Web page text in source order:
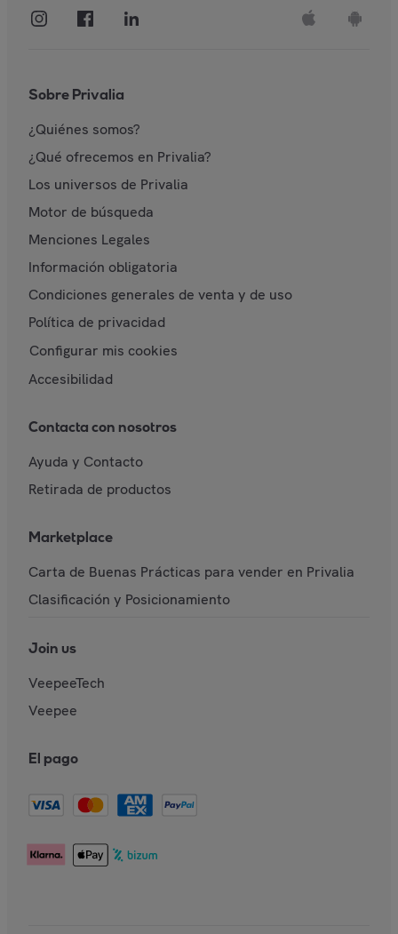
Sobre Privalia
¿Quiénes somos?
¿Qué ofrecemos en Privalia?
Los universos de Privalia
Motor de búsqueda
Menciones Legales
Información obligatoria
Condiciones generales de venta y de uso
Política de privacidad
Configurar mis cookies
Accesibilidad
Contacta con nosotros
Ayuda y Contacto
Retirada de productos
Marketplace
Carta de Buenas Prácticas para vender en Privalia
Clasificación y Posicionamiento
Join us
VeepeeTech
Veepee
El pago